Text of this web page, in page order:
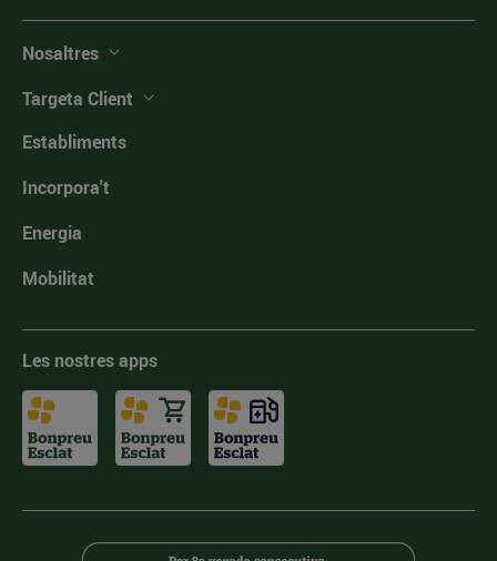
Nosaltres
Targeta Client
Establiments
Incorpora't
Energia
Mobilitat
Les nostres apps